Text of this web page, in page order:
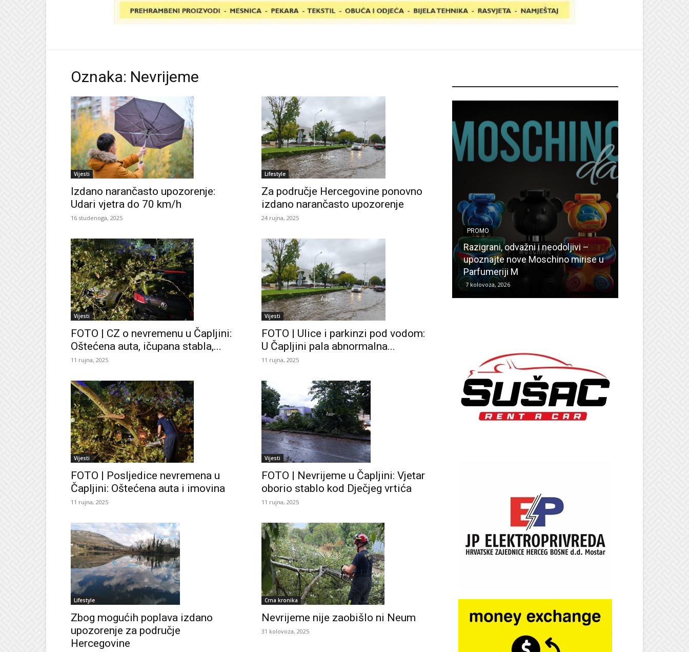
Oznaka: Nevrijeme
Vijesti
Izdano narančasto upozorenje:
Udari vjetra do 70 km/h
16 studenoga, 2025
Lifestyle
Za područje Hercegovine ponovno
izdano narančasto upozorenje
24 rujna, 2025
Vijesti
FOTO | CZ o nevremenu u Čapljini:
Oštećena auta, ičupana stabla,...
11 rujna, 2025
Vijesti
FOTO | Ulice i parkinzi pod vodom:
U Čapljini pala abnormalna...
11 rujna, 2025
Vijesti
FOTO | Posljedice nevremena u
Čapljini: Oštećena auta i imovina
11 rujna, 2025
Vijesti
FOTO | Nevrijeme u Čapljini: Vjetar
oborio stablo kod Dječjeg vrtića
11 rujna, 2025
Lifestyle
Zbog mogućih poplava izdano
upozorenje za područje
Hercegovine
Crna kronika
Nevrijeme nije zaobišlo ni Neum
31 kolovoza, 2025
PROMO
Razigrani, odvažni i neodoljivi –
upoznajte nove Moschino mirise u
Parfumeriji M
7 kolovoza, 2026